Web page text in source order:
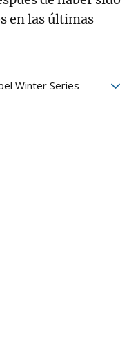
en las últimas
Winter Series